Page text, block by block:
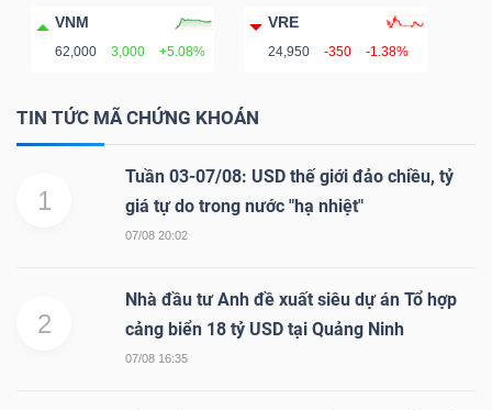
VNM
62,000 3,000 +5.08%
VRE
24,950 -350 -1.38%
TIN TỨC MÃ CHỨNG KHOÁN
1
Tuần 03-07/08: USD thế giới đảo chiều, tỷ
giá tự do trong nước "hạ nhiệt"
07/08 20:02
2
Nhà đầu tư Anh đề xuất siêu dự án Tổ hợp
cảng biển 18 tỷ USD tại Quảng Ninh
07/08 16:35